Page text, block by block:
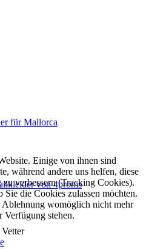
für Mallorca
von 4proms
Einige von ihnen sind
während andere uns helfen, diese
verbessern (Tracking Cookies).
Sie die Cookies zulassen möchten.
Ablehnung womöglich nicht mehr
Verfügung stehen.